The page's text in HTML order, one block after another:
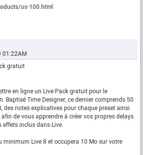
us-100.html
01:22AM
gratuit
en ligne un Live Pack gratuit pour le
Baptisé Time Designer, ce dernier comprends 50
des notes explicatives pour chaque preset ainsi
de vous apprendre à créer vos propres delays
inclus dans Live.
minimum Live 8 et occupera 10 Mo sur votre